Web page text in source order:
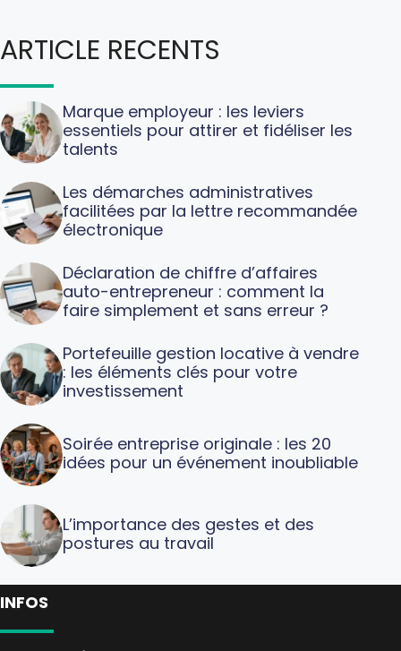
ARTICLE RECENTS
Marque employeur : les leviers
essentiels pour attirer et fidéliser les
talents
Les démarches administratives
facilitées par la lettre recommandée
électronique
Déclaration de chiffre d’affaires
auto-entrepreneur : comment la
faire simplement et sans erreur ?
Portefeuille gestion locative à vendre
: les éléments clés pour votre
investissement
Soirée entreprise originale : les 20
idées pour un événement inoubliable
L’importance des gestes et des
postures au travail
INFOS